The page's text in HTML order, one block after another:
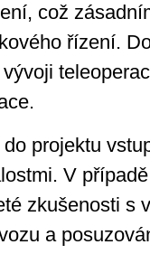
což
řízení.
projektu
V
zkušenosti s
a